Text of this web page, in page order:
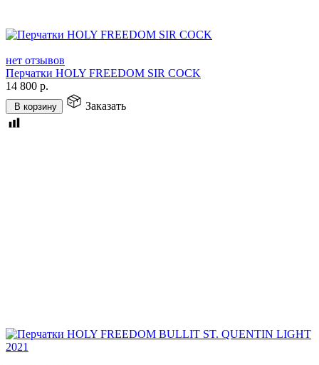
нет отзывов
Перчатки HOLY FREEDOM SIR COCK
14 800 р.
В корзину Заказать